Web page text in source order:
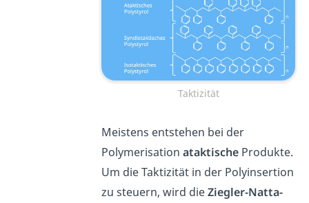
Taktizität
Meistens entstehen bei der
Polymerisationataktische Produkte.
Um die Taktizität in der Polyinsertion
zu steuern, wird dieZiegler-Natta-